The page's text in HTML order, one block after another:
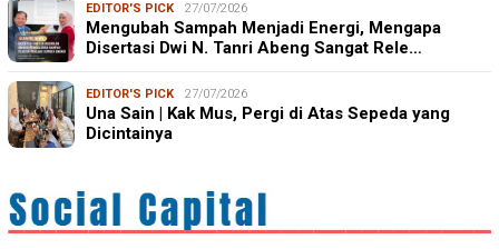
EDITOR'S PICK 27/07/2026
Mengubah Sampah Menjadi Energi, Mengapa
Disertasi Dwi N. Tanri Abeng Sangat Rele…
EDITOR'S PICK 27/07/2026
Una Sain | Kak Mus, Pergi di Atas Sepeda yang
Dicintainya